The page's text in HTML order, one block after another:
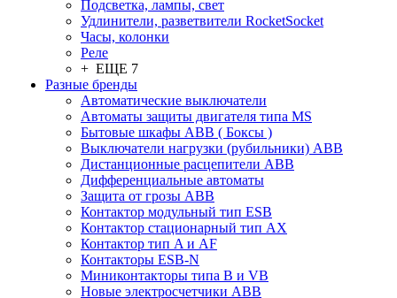
Подсветка, лампы, свет
Удлинители, разветвители RocketSocket
Часы, колонки
Реле
+ ЕЩЕ 7
Разные бренды
Автоматические выключатели
Автоматы защиты двигателя типа MS
Бытовые шкафы ABB ( Боксы )
Выключатели нагрузки (рубильники) ABB
Дистанционные расцепители ABB
Дифференциальные автоматы
Защита от грозы ABB
Контактор модульный тип ESB
Контактор стационарный тип AX
Контактор тип A и AF
Контакторы ESB-N
Миниконтакторы типа B и VB
Новые электросчетчики ABB